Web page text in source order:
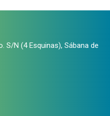
S/N (4 Esquinas), Sábana de